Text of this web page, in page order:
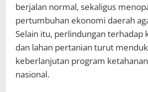
berjalan normal, sekaligus
pertumbuhan ekonomi daerah
Selain itu, perlindungan terhadap
dan lahan pertanian turut
keberlanjutan program
nasional.